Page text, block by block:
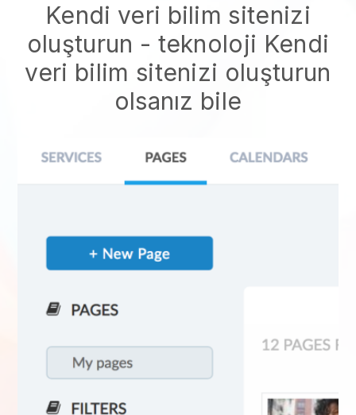
Kendi veri bilim sitenizi
oluşturun - teknoloji Kendi
veri bilim sitenizi oluşturun
olsanız bile